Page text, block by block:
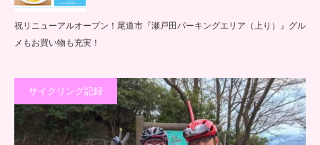
祝リニューアルオープン！尾道市『瀬戸田パーキングエリア（上り）』グル
メもお買い物も充実！
サイクリング記録